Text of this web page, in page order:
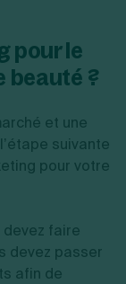
pour le
beauté ?
et une
suivante
pour votre
devez faire
devez passer
afin de